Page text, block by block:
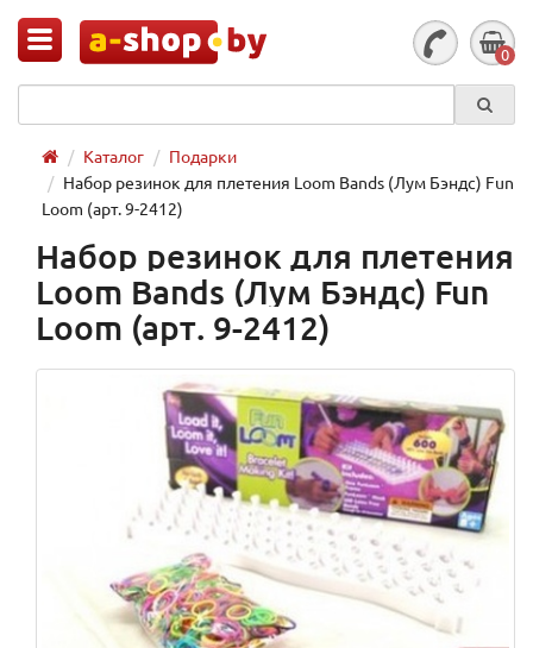
0
Каталог
Подарки
Набор резинок для плетения Loom Bands (Лум Бэндс) Fun
Loom (арт. 9-2412)
Набор резинок для плетения
Loom Bands (Лум Бэндс) Fun
Loom (арт. 9-2412)